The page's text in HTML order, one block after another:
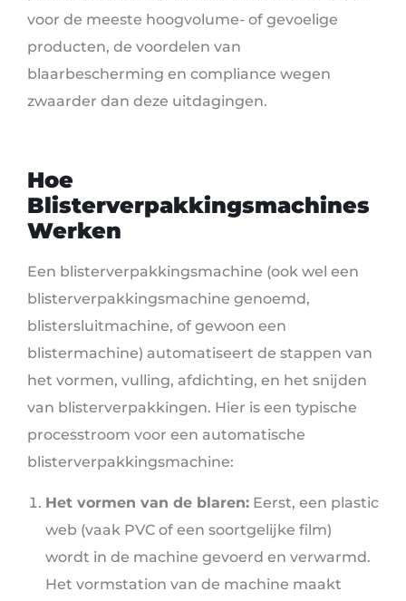
voor de meeste hoogvolume- of gevoelige
producten, de voordelen van
blaarbescherming en compliance wegen
zwaarder dan deze uitdagingen.
Hoe
Blisterverpakkingsmachines
Werken
Een blisterverpakkingsmachine (ook wel een
blisterverpakkingsmachine genoemd,
blistersluitmachine, of gewoon een
blistermachine) automatiseert de stappen van
het vormen, vulling, afdichting, en het snijden
van blisterverpakkingen. Hier is een typische
processtroom voor een automatische
blisterverpakkingsmachine:
Het vormen van de blaren: Eerst, een plastic
web (vaak PVC of een soortgelijke film)
wordt in de machine gevoerd en verwarmd.
Het vormstation van de machine maakt